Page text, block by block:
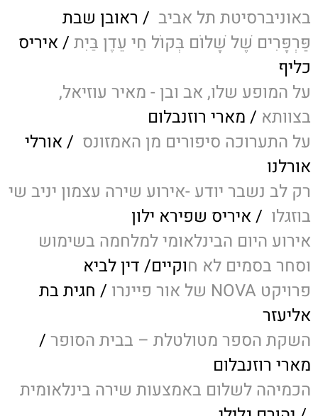
באוניברסיטת תל אביב / ראובן שבת
פַּרְפָּרִים שֶׁל שָׁלוֹם בְּקוֹל חַי עֵדֶן בַּיִת / איריס
כליף
על המופע שלו, אב ובן - מאיר עוזיאל,
בצוותא / מארי רוזנבלום
על התערוכה סיפורים מן האמזונס / אורלי
אורלנו
רק לב נשבר יודע -אירוע שירה עצמון יניב שי
בוזגלו / איריס שפירא ילון
אירוע היום הבינלאומי למלחמה בשימוש
וסחר בסמים לא חוקיים/ דין לביא
פרויקט NOVA של אור פיינרו
/ חגית בת
אליעזר
השקת הספר מטולטלת – בבית הסופר /
מארי רוזנבלום
הכמיהה לשלום באמצעות שירה בינלאומית